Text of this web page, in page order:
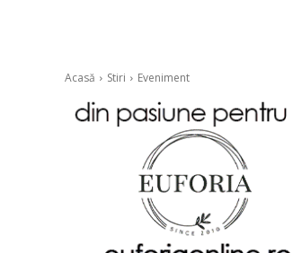
Acasă Stiri Eveniment